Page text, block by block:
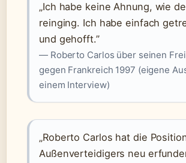
„Ich habe keine Ahnung, wie
reinging. Ich habe einfach
und gehofft.”
— Roberto Carlos über seinen
gegen Frankreich 1997 (eigene
einem Interview)
„Roberto Carlos hat die
Außenverteidigers neu